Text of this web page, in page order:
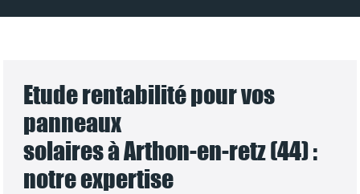
Etude rentabilité pour vos
panneaux
solaires à Arthon-en-retz (44) :
notre expertise